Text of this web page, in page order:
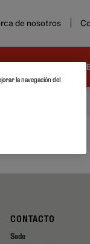
de nosotros
CONTACTO
Sede
la navegación del